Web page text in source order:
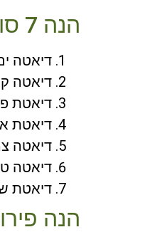
הנה 7 סוגי דיאטות:
דיאטה
דיאטה
דיאטת
דיאטת
דיאטה
דיאטה
דיאטת
הנה